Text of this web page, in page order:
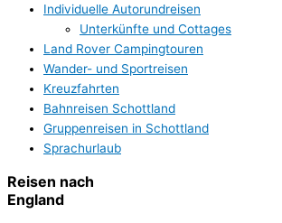
Individuelle Autorundreisen
Unterkünfte und Cottages
Land Rover Campingtouren
Wander- und Sportreisen
Kreuzfahrten
Bahnreisen Schottland
Gruppenreisen in Schottland
Sprachurlaub
Reisen nach
England